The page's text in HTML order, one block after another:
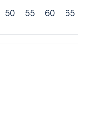
50 55 60 65